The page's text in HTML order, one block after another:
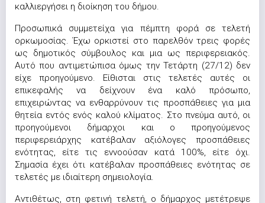
καλλιεργήσει η διοίκηση του δήμου.
Προσωπικά συμμετείχα για πέμπτη φορά σε τελετή
ορκωμοσίας. Έχω ορκιστεί στο παρελθόν τρεις φορές
ως δημοτικός σύμβουλος και μια ως περιφερειακός.
Αυτό που αντιμετώπισα όμως την Τετάρτη (27/12) δεν
είχε προηγούμενο. Είθισται στις τελετές αυτές οι
επικεφαλής να δείχνουν ένα καλό πρόσωπο,
επιχειρώντας να ενθαρρύνουν τις προσπάθειες για μια
θητεία εντός ενός καλού κλίματος. Στο πνεύμα αυτό, οι
προηγούμενοι δήμαρχοι και ο προηγούμενος
περιφερειάρχης κατέβαλαν αξιόλογες προσπάθειες
ενότητας, είτε τις εννοούσαν κατά 100%, είτε όχι.
Σημασία έχει ότι κατέβαλαν προσπάθειες ενότητας σε
τελετές με ιδιαίτερη σημειολογία.
Αντιθέτως, στη φετινή τελετή, ο δήμαρχος μετέτρεψε